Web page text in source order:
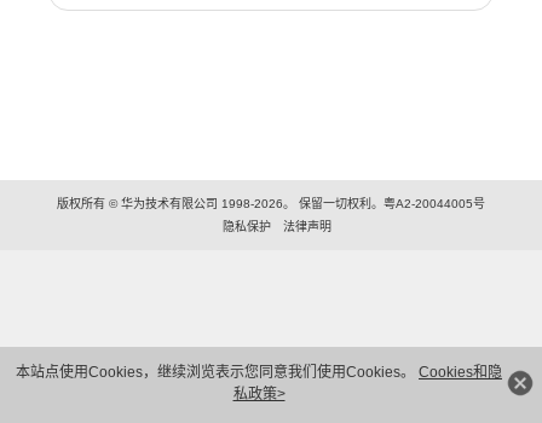
本站点使用Cookies，继续浏览表示您同意我们使用Cookies。 Cookies和隐
私政策>
版权所有 © 华为技术有限公司 1998-2026。 保留一切权利。粤A2-20044005号
隐私保护
法律声明